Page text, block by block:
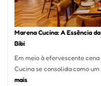
Marena Cucina: A Essência
Bibi
Em meio à efervescente
Cucina se consolida como
mais: